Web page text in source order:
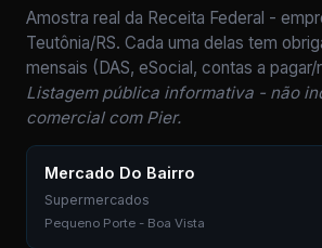
Amostra real da Receita Federal -
Teutônia/RS. Cada uma delas tem
mensais (DAS, eSocial, contas a
Listagem pública informativa - não
comercial com Pier.
Mercado Do Bairro
Supermercados
Pequeno Porte - Boa Vista